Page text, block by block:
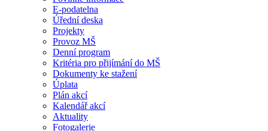
E-podatelna
Úřední deska
Projekty
Provoz MŠ
Denní program
Kritéria pro přijímání do MŠ
Dokumenty ke stažení
Úplata
Plán akcí
Kalendář akcí
Aktuality
Fotogalerie